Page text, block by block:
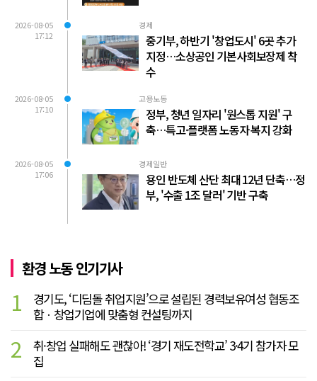
2026-08-05
17:12
경제
중기부, 하반기 '창업도시' 6곳 추가
지정…소상공인 기본사회보장제 착
수
2026-08-05
17:10
고용노동
정부, 청년 일자리 '원스톱 지원' 구
축…특고·플랫폼 노동자 복지 강화
2026-08-05
17:06
경제일반
용인 반도체 산단 최대 12년 단축…정
부, '수출 1조 달러' 기반 구축
환경 노동 인기기사
1
경기도, ‘디딤돌 취업지원’으로 설립된 경력보유여성 협동조
합ㆍ창업기업에 맞춤형 컨설팅까지
2
취·창업 실패해도 괜찮아! ‘경기 재도전학교’ 3·4기 참가자 모
집